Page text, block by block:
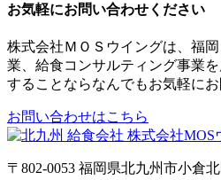
お気軽にお問い合わせください
株式会社ＭＯＳウイングは、福
業、給食コンサルティング事業
することならなんでもお気軽にお
お問い合わせはこちら
〒802-0053 福岡県北九州市小倉